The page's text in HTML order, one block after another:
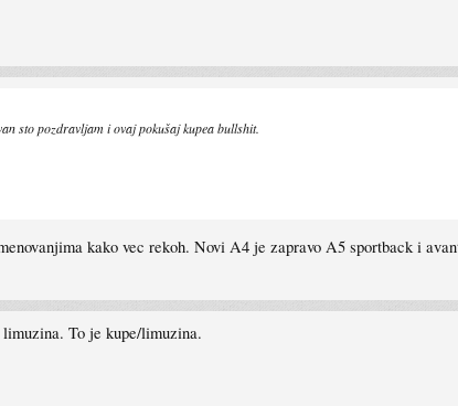
sto pozdravljam i ovaj pokušaj kupea bullshit.
kako vec rekoh. Novi A4 je zapravo A5 sportback i
To je kupe/limuzina.